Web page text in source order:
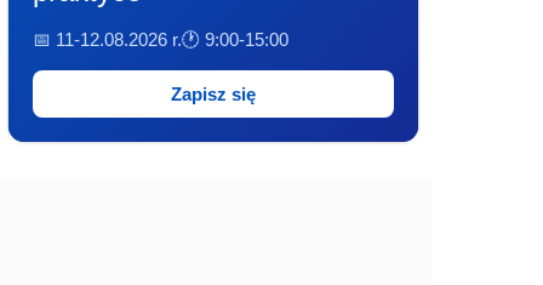
📅 11-12.08.2026 r.🕐 9:00-15:00
Zapisz się